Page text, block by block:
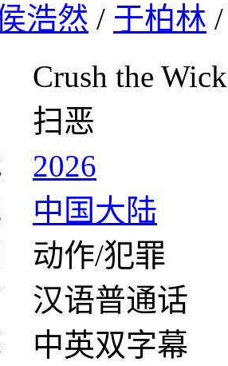
浩然 / 于柏林
the
恶
2026
中国大陆
作/犯罪
语普通话
英双字幕